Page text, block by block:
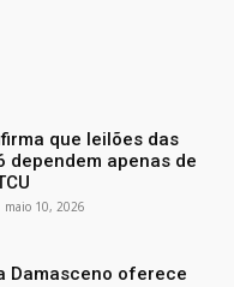
que leilões das
dependem apenas de
maio 10, 2026
Damasceno oferece